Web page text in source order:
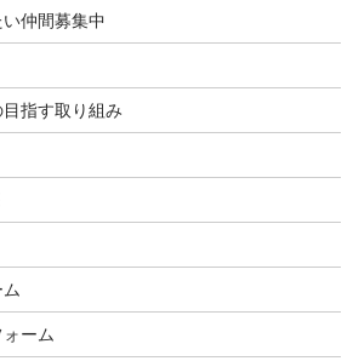
仲間募集中
指す取り組み
ーム